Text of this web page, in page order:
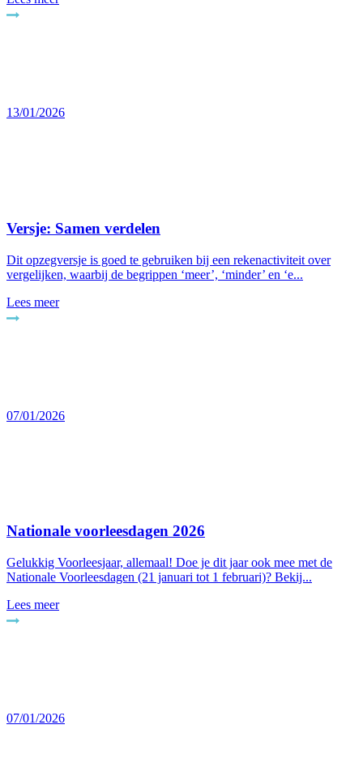
13/01/2026
Versje: Samen verdelen
Dit opzegversje is goed te gebruiken bij een rekenactiviteit over
vergelijken, waarbij de begrippen ‘meer’, ‘minder’ en ‘e...
Lees meer
07/01/2026
Nationale voorleesdagen 2026
Gelukkig Voorleesjaar, allemaal! Doe je dit jaar ook mee met de
Nationale Voorleesdagen (21 januari tot 1 februari)? Bekij...
Lees meer
07/01/2026